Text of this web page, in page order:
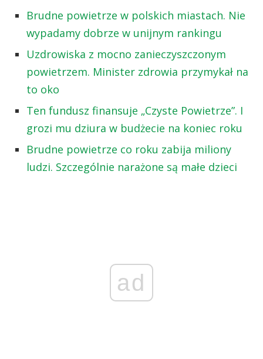
Brudne powietrze w polskich miastach. Nie
wypadamy dobrze w unijnym rankingu
Uzdrowiska z mocno zanieczyszczonym
powietrzem. Minister zdrowia przymykał na
to oko
Ten fundusz finansuje „Czyste Powietrze”. I
grozi mu dziura w budżecie na koniec roku
Brudne powietrze co roku zabija miliony
ludzi. Szczególnie narażone są małe dzieci
ad